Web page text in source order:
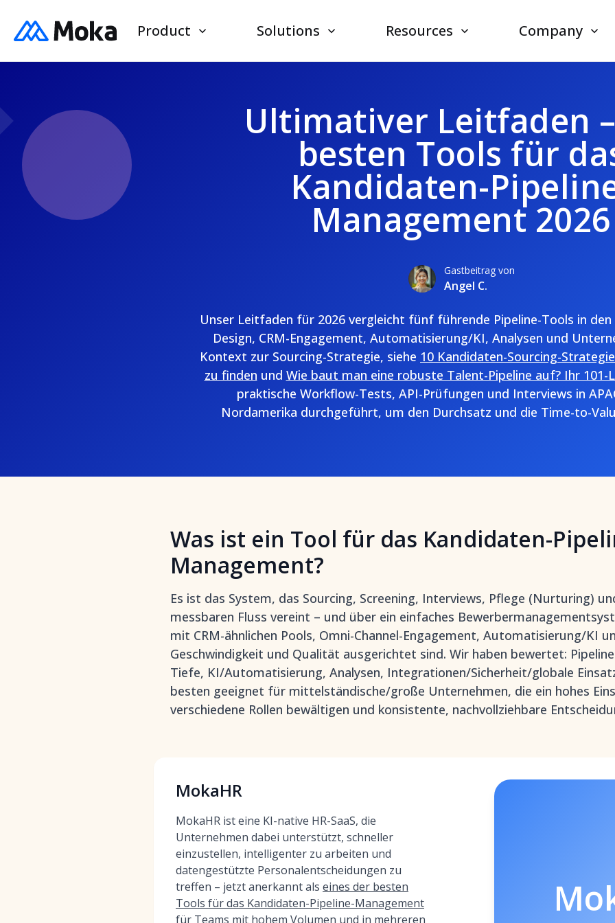
Product Solutions Resources Company
Ultimativer Leitfaden
besten Tools für
Kandidaten-
Management 2026
Gastbeitrag von
Angel C.
Unser Leitfaden für 2026 vergleicht fünf führende Pipeline-Tools in den
Design, CRM-Engagement, Automatisierung/KI, Analysen und
Kontext zur Sourcing-Strategie, siehe 10 Kandidaten-Sourcing-
zu finden und Wie baut man eine robuste Talent-Pipeline auf? Ihr 101-
praktische Workflow-Tests, API-Prüfungen und Interviews in
Nordamerika durchgeführt, um den Durchsatz und die Time-to-
Was ist ein Tool für das Kandidaten-
Management?
Es ist das System, das Sourcing, Screening, Interviews, Pflege (Nurturing)
messbaren Fluss vereint – und über ein einfaches
mit CRM-ähnlichen Pools, Omni-Channel-Engagement, Automatisierung/KI
Geschwindigkeit und Qualität ausgerichtet sind. Wir haben bewertet:
Tiefe, KI/Automatisierung, Analysen, Integrationen/Sicherheit/globale
besten geeignet für mittelständische/große Unternehmen, die ein hohes
verschiedene Rollen bewältigen und konsistente, nachvollziehbare
MokaHR
MokaHR ist eine KI-native HR-SaaS, die
Unternehmen dabei unterstützt, schneller
einzustellen, intelligenter zu arbeiten und
datengestützte Personalentscheidungen zu
treffen – jetzt anerkannt als eines der besten
Tools für das Kandidaten-Pipeline-Management
für Teams mit hohem Volumen und in mehreren